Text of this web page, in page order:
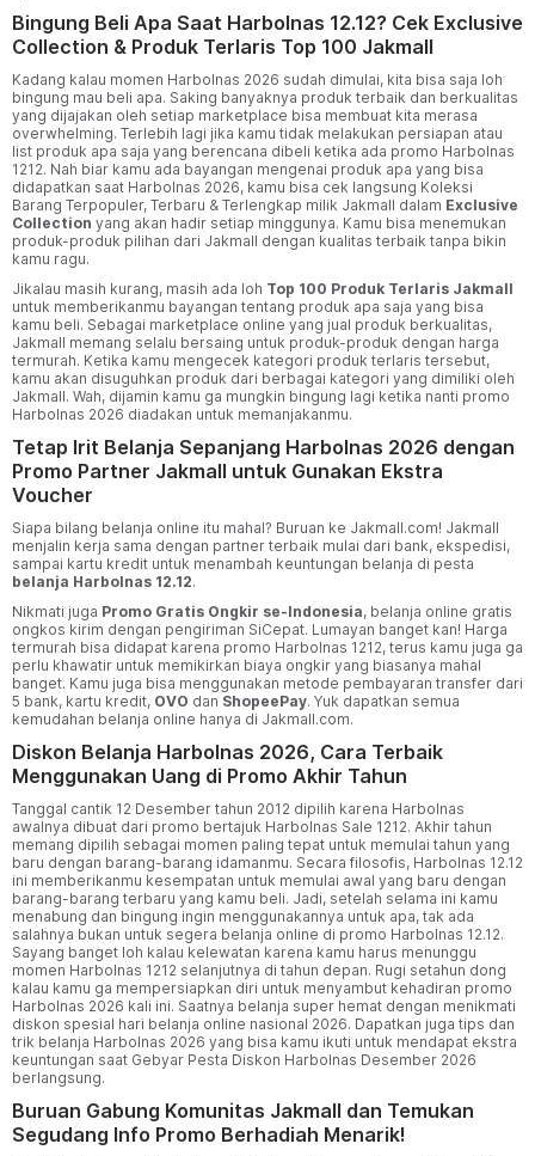
Bingung Beli Apa Saat Harbolnas 12.12? Cek Exclusive
Collection & Produk Terlaris Top 100 Jakmall
Kadang kalau momen Harbolnas 2026 sudah dimulai, kita bisa saja loh
bingung mau beli apa. Saking banyaknya produk terbaik dan berkualitas
yang dijajakan oleh setiap marketplace bisa membuat kita merasa
overwhelming. Terlebih lagi jika kamu tidak melakukan persiapan atau
list produk apa saja yang berencana dibeli ketika ada promo Harbolnas
1212. Nah biar kamu ada bayangan mengenai produk apa yang bisa
didapatkan saat Harbolnas 2026, kamu bisa cek langsung Koleksi
Barang Terpopuler, Terbaru & Terlengkap milik Jakmall dalam Exclusive
Collection yang akan hadir setiap minggunya. Kamu bisa menemukan
produk-produk pilihan dari Jakmall dengan kualitas terbaik tanpa bikin
kamu ragu.
Jikalau masih kurang, masih ada loh Top 100 Produk Terlaris Jakmall
untuk memberikanmu bayangan tentang produk apa saja yang bisa
kamu beli. Sebagai marketplace online yang jual produk berkualitas,
Jakmall memang selalu bersaing untuk produk-produk dengan harga
termurah. Ketika kamu mengecek kategori produk terlaris tersebut,
kamu akan disuguhkan produk dari berbagai kategori yang dimiliki oleh
Jakmall. Wah, dijamin kamu ga mungkin bingung lagi ketika nanti promo
Harbolnas 2026 diadakan untuk memanjakanmu.
Tetap Irit Belanja Sepanjang Harbolnas 2026 dengan
Promo Partner Jakmall untuk Gunakan Ekstra
Voucher
Siapa bilang belanja online itu mahal? Buruan ke Jakmall.com! Jakmall
menjalin kerja sama dengan partner terbaik mulai dari bank, ekspedisi,
sampai kartu kredit untuk menambah keuntungan belanja di pesta
belanja Harbolnas 12.12.
Nikmati juga Promo Gratis Ongkir se-Indonesia, belanja online gratis
ongkos kirim dengan pengiriman SiCepat. Lumayan banget kan! Harga
termurah bisa didapat karena promo Harbolnas 1212, terus kamu juga ga
perlu khawatir untuk memikirkan biaya ongkir yang biasanya mahal
banget. Kamu juga bisa menggunakan metode pembayaran transfer dari
5 bank, kartu kredit, OVO dan ShopeePay. Yuk dapatkan semua
kemudahan belanja online hanya di Jakmall.com.
Diskon Belanja Harbolnas 2026, Cara Terbaik
Menggunakan Uang di Promo Akhir Tahun
Tanggal cantik 12 Desember tahun 2012 dipilih karena Harbolnas
awalnya dibuat dari promo bertajuk Harbolnas Sale 1212. Akhir tahun
memang dipilih sebagai momen paling tepat untuk memulai tahun yang
baru dengan barang-barang idamanmu. Secara filosofis, Harbolnas 12.12
ini memberikanmu kesempatan untuk memulai awal yang baru dengan
barang-barang terbaru yang kamu beli. Jadi, setelah selama ini kamu
menabung dan bingung ingin menggunakannya untuk apa, tak ada
salahnya bukan untuk segera belanja online di promo Harbolnas 12.12.
Sayang banget loh kalau kelewatan karena kamu harus menunggu
momen Harbolnas 1212 selanjutnya di tahun depan. Rugi setahun dong
kalau kamu ga mempersiapkan diri untuk menyambut kehadiran promo
Harbolnas 2026 kali ini. Saatnya belanja super hemat dengan menikmati
diskon spesial hari belanja online nasional 2026. Dapatkan juga tips dan
trik belanja Harbolnas 2026 yang bisa kamu ikuti untuk mendapat ekstra
keuntungan saat Gebyar Pesta Diskon Harbolnas Desember 2026
berlangsung.
Buruan Gabung Komunitas Jakmall dan Temukan
Segudang Info Promo Berhadiah Menarik!